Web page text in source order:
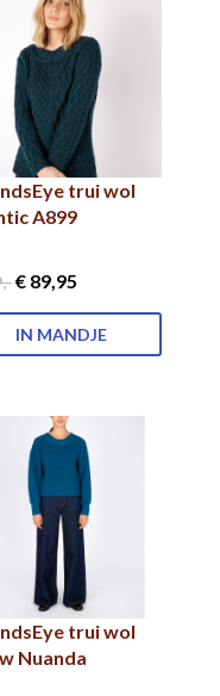
trui wol
A899
,-€ 89,95
IN MANDJE
trui wol
Nuanda